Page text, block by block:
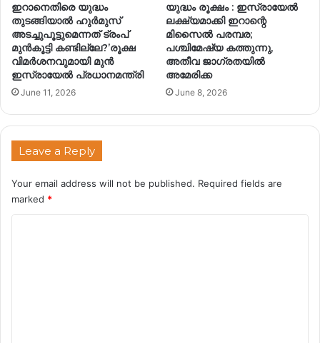
ഇറാനെതിരെ യുദ്ധം
തുടങ്ങിയാൽ ഹുർമുസ്
അടച്ചുപൂട്ടുമെന്നത് ട്രംപ്
മുൻകൂട്ടി കണ്ടില്ലേ?’രൂക്ഷ
വിമർശനവുമായി മുൻ
ഇസ്രായേൽ പ്രധാനമന്ത്രി
June 11, 2026
യുദ്ധം രൂക്ഷം : ഇസ്രായേൽ
ലക്ഷ്യമാക്കി ഇറാന്റെ
മിസൈൽ പരമ്പര;
പശ്ചിമേഷ്യ കത്തുന്നു,
അതീവ ജാഗ്രതയിൽ
അമേരിക്ക
June 8, 2026
Leave a Reply
Your email address will not be published. Required fields are
marked *